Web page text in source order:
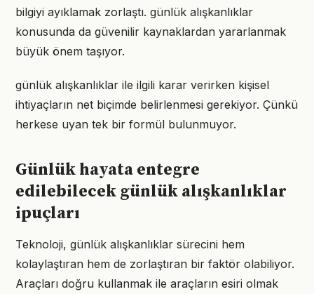
bilgiyi ayıklamak zorlaştı. günlük alışkanlıklar
konusunda da güvenilir kaynaklardan yararlanmak
büyük önem taşıyor.
günlük alışkanlıklar ile ilgili karar verirken kişisel
ihtiyaçların net biçimde belirlenmesi gerekiyor. Çünkü
herkese uyan tek bir formül bulunmuyor.
Günlük hayata entegre
edilebilecek günlük alışkanlıklar
ipuçları
Teknoloji, günlük alışkanlıklar sürecini hem
kolaylaştıran hem de zorlaştıran bir faktör olabiliyor.
Araçları doğru kullanmak ile araçların esiri olmak